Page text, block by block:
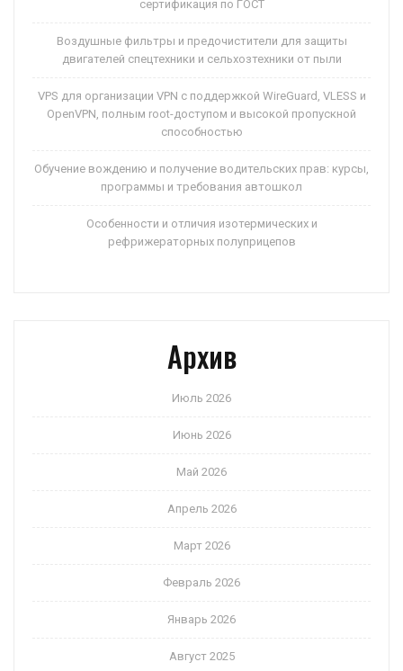
сертификация по ГОСТ
Воздушные фильтры и предочистители для защиты
двигателей спецтехники и сельхозтехники от пыли
VPS для организации VPN с поддержкой WireGuard, VLESS и
OpenVPN, полным root-доступом и высокой пропускной
способностью
Обучение вождению и получение водительских прав: курсы,
программы и требования автошкол
Особенности и отличия изотермических и
рефрижераторных полуприцепов
Архив
Июль 2026
Июнь 2026
Май 2026
Апрель 2026
Март 2026
Февраль 2026
Январь 2026
Август 2025